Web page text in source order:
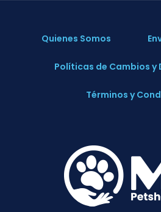
Quienes Somos
Políticas de Cambios y
Términos y